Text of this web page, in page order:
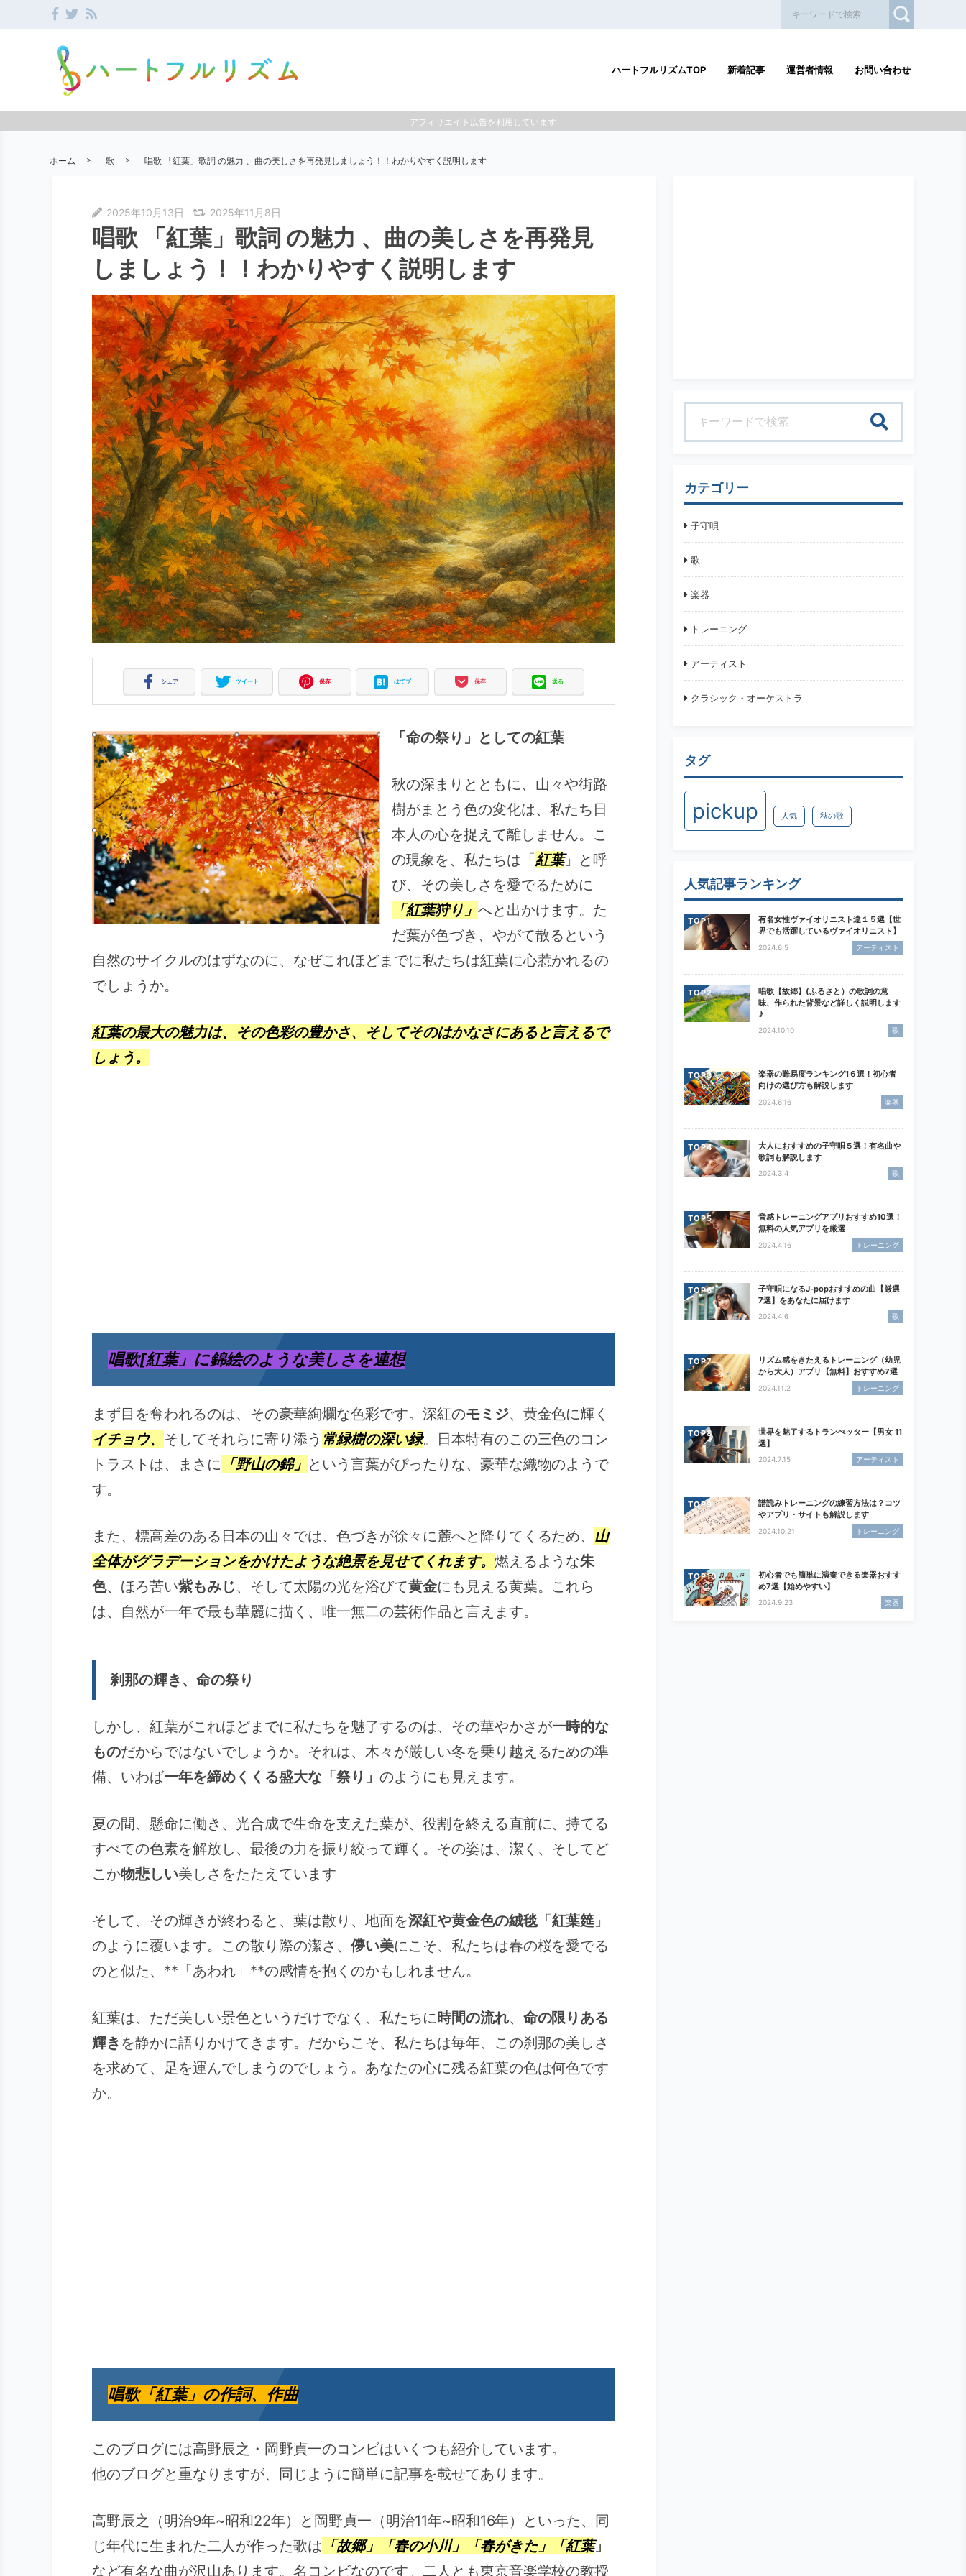
ハートフルリズムTOP 新着記事 運営者情報 お問い合わせ
アフィリエイト広告を利用しています
ホーム 歌 唱歌 「紅葉」歌詞 の魅力 、曲の美しさを再発見しましょう！！わかりやすく説明します
2025年10月13日 2025年11月8日
唱歌 「紅葉」歌詞 の魅力 、曲の美しさを再発見
しましょう！！わかりやすく説明します
シェア ツイート 保存 はてブ 保存 送る
「命の祭り」としての紅葉
秋の深まりとともに、山々や街路
樹がまとう色の変化は、私たち日
本人の心を捉えて離しません。こ
の現象を、私たちは「紅葉」と呼
び、その美しさを愛でるために
「紅葉狩り 」 へと出かけます。た
だ葉が色づき、やがて散るという
自然のサイクルのはずなのに、なぜこれほどまでに私たちは紅葉に心惹かれるの
でしょうか。
紅葉の最大の魅力は、その色彩の豊かさ、そしてそのはかなさにあると言えるで
しょう。
唱歌[紅葉」に錦絵のような美しさを連想
まず目を奪われるのは、その豪華絢爛な色彩です。深紅のモミジ、黄金色に輝く
イチョウ、 そしてそれらに寄り添う 常緑樹の深い緑。日本特有のこの三色のコン
トラストは、まさに 「野山の錦」 という言葉がぴったりな、豪華な織物のようで
す。
また、標高差のある日本の山々では、色づきが徐々に麓へと降りてくるため、 山
全体がグラデーションをかけたような絶景を見せてくれます。 燃えるような朱
色、ほろ苦い紫もみじ、そして太陽の光を浴びて黄金にも見える黄葉。これら
は、自然が一年で最も華麗に描く、唯一無二の芸術作品と言えます。
刹那の輝き、命の祭り
しかし、紅葉がこれほどまでに私たちを魅了するのは、その華やかさが一時的な
ものだからではないでしょうか。それは、木々が厳しい冬を乗り越えるための準
備、いわば一年を締めくくる盛大な「祭り」 のようにも見えます。
夏の間、懸命に働き、光合成で生命を支えた葉が、役割を終える直前に、持てる
すべての色素を解放し、最後の力を振り絞って輝く。その姿は、潔く、そしてど
こか物悲しい美しさをたたえています
そして、その輝きが終わると、葉は散り、地面を深紅や黄金色の絨毯「紅葉筵 」
のように覆います。この散り際の潔さ、 儚い美にこそ、私たちは春の桜を愛でる
のと似た、**「あわれ」**の感情を抱くのかもしれません。
紅葉は、ただ美しい景色というだけでなく、私たちに時間の流れ、 命の限りある
輝き を静かに語りかけてきます。だからこそ、私たちは毎年、この刹那の美しさ
を求めて、足を運んでしまうのでしょう。あなたの心に残る紅葉の色は何色です
か。
唱歌「紅葉」の作詞、作曲
このブログには高野辰之・岡野貞一のコンビはいくつも紹介しています。
他のブログと重なりますが、同じように簡単に記事を載せてあります。
高野辰之（明治9年~昭和22年）と岡野貞一（明治11年~昭和16年）といった、同
じ年代に生まれた二人が作った歌は 「故郷」「春の小川」「春がきた」「紅葉」
など有名な曲が沢山あります。名コンビなのです。二人とも東京音楽学校の教授
カテゴリー
子守唄
歌
楽器
トレーニング
アーティスト
クラシック・オーケストラ
タグ
pickup 人気 秋の歌
人気記事ランキング
TOP
有名女性ヴァイオリニスト達１５選【世
界でも活躍しているヴァイオリニスト】
2024.6.5 アーティスト
TOP
唱歌【故郷】(ふるさと）の歌詞の意
味、作られた背景など詳しく説明します
♪
2024.10.10 歌
TOP
楽器の難易度ランキング1６選！初心者
向けの選び方も解説します
2024.6.16 楽器
TOP
大人におすすめの子守唄５選！有名曲や
歌詞も解説します
2024.3.4 歌
TOP
音感トレーニングアプリおすすめ10選！
無料の人気アプリを厳選
2024.4.16 トレーニング
TOP
子守唄になるJ-popおすすめの曲【厳選
7選】をあなたに届けます
2024.4.6 歌
TOP
リズム感をきたえるトレーニング（幼児
から大人）アプリ【無料】おすすめ7選
2024.11.2 トレーニング
TOP
世界を魅了するトランぺッター【男女 11
選】
2024.7.15 アーティスト
TOP
譜読みトレーニングの練習方法は？コツ
やアプリ・サイトも解説します
2024.10.21 トレーニング
TOP
初心者でも簡単に演奏できる楽器おすす
め7選【始めやすい】
2024.9.23 楽器